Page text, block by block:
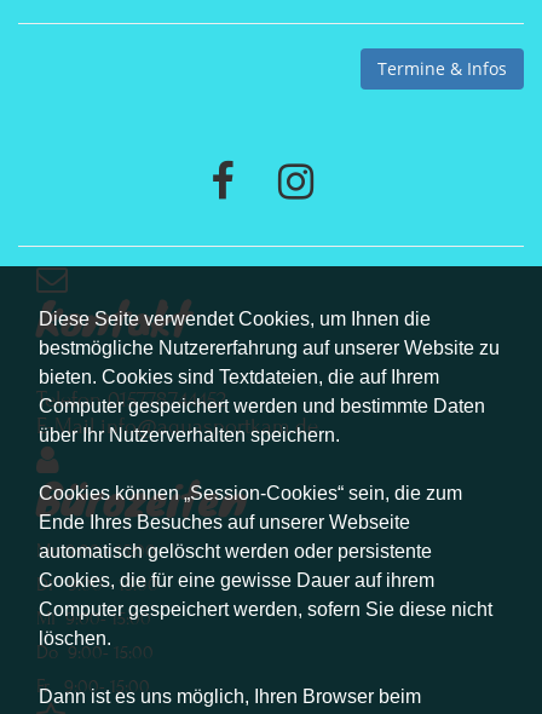
Diese Seite verwendet Cookies, um Ihnen die
bestmögliche Nutzererfahrung auf unserer Website zu
bieten. Cookies sind Textdateien, die auf Ihrem
Computer gespeichert werden und bestimmte Daten
über Ihr Nutzerverhalten speichern.
Cookies können „Session-Cookies“ sein, die zum
Ende Ihres Besuches auf unserer Webseite
automatisch gelöscht werden oder persistente
Cookies, die für eine gewisse Dauer auf ihrem
Computer gespeichert werden, sofern Sie diese nicht
löschen.
Dann ist es uns möglich, Ihren Browser beim
Termine & Infos
Kontakt
Telefon 015778744452
E-Mail info@aquasportkam.de
Bürozeiten
Mo 9:00 - 15:00
Di 9:00 - 15:00
Mi 9:00- 15:00
Do 9:00- 15:00
Fr 9:00- 15:00